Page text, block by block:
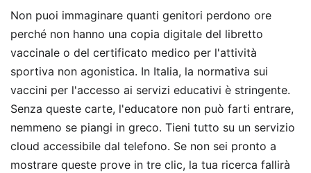
Non puoi immaginare quanti genitori perdono ore
perché non hanno una copia digitale del libretto
vaccinale o del certificato medico per l'attività
sportiva non agonistica. In Italia, la normativa sui
vaccini per l'accesso ai servizi educativi è stringente.
Senza queste carte, l'educatore non può farti entrare,
nemmeno se piangi in greco. Tieni tutto su un servizio
cloud accessibile dal telefono. Se non sei pronto a
mostrare queste prove in tre clic, la tua ricerca fallirà